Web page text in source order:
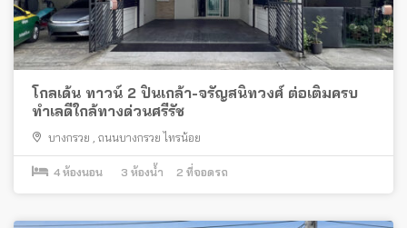
โกลเด้น ทาวน์ 2 ปิ่นเกล้า-จรัญสนิทวงศ์ ต่อเติมครบ
ทำเลดีใกล้ทางด่วนศรีรัช
บางกรวย , ถนนบางกรวย ไทรน้อย
4 ห้องนอน 3 ห้องน้ำ 2 ที่จอดรถ